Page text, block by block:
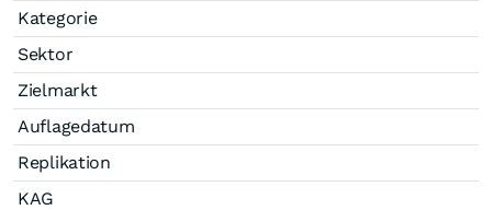
Kategorie
Sektor
Zielmarkt
Auflagedatum
Replikation
KAG